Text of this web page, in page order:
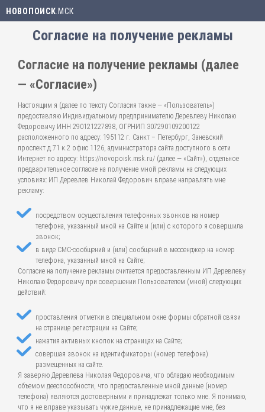
НОВОПОИСК .МСК
Согласие на получение рекламы
Согласие на получение рекламы (далее
— «Согласие»)
Настоящим я (далее по тексту Согласия также — «Пользователь»)
предоставляю Индивидуальному предпринимателю Деревлеву Николаю
Федоровичу ИНН 290121227898, ОГРНИП 307290109200122
расположенного по адресу: 195112 г. Санкт – Петербург, Заневский
проспект д.71 к.2 офис 1126, администратора сайта доступного в сети
Интернет по адресу: https://novopoisk.msk.ru/ (далее — «Сайт»), отдельное
предварительное согласие на получение мной рекламы на следующих
условиях: ИП Деревлев Николай Федорович вправе направлять мне
рекламу:
посредством осуществления телефонных звонков на номер
телефона, указанный мной на Сайте и (или) с которого я совершила
звонок;
в виде СМС-сообщений и (или) сообщений в мессенджер на номер
телефона, указанный мной на Сайте;
Согласие на получение рекламы считается предоставленным ИП Деревлеву
Николаю Федоровичу при совершении Пользователем (мной) следующих
действий:
проставления отметки в специальном окне формы обратной связи
на странице регистрации на Сайте;
нажатия активных кнопок на страницах на Сайте;
совершая звонок на идентификаторы (номер телефона)
размещенных на сайте.
Я заверяю Деревлева Николая Федоровича, что обладаю необходимым
объемом дееспособности, что предоставленные мной данные (номер
телефона) являются достоверными и принадлежат только мне. Я понимаю,
что я не вправе указывать чужие данные, не принадлежащие мне, без